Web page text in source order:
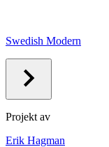
Swedish Modern
Projekt av
Erik Hagman